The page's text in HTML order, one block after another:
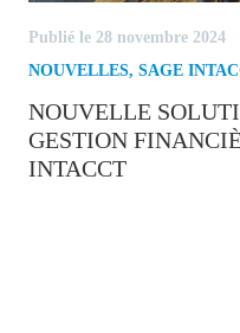
Publié le 28 novembre 2024
NOUVELLES, SAGE
NOUVELLE
GESTION
INTACCT